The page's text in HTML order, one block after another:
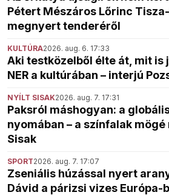
Pétert Mészáros Lőrinc
megnyert tenderéről
KULTÚRA2026. aug. 6. 17:33
Aki testközelből élte át, mit is
NER a kultúrában – interjú
NYÍLT SISAK2026. aug. 7. 17:31
Paksról máshogyan: a
nyomában – a színfalak
Sisak
SPORT2026. aug. 7. 17:07
Zseniális húzással nyert
Dávid a párizsi vizes Európa-